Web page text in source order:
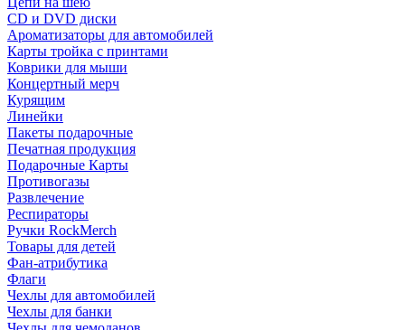
CD и DVD диски
Ароматизаторы для автомобилей
Карты тройка с принтами
Коврики для мыши
Концертный мерч
Курящим
Линейки
Пакеты подарочные
Печатная продукция
Подарочные Карты
Противогазы
Развлечение
Респираторы
Ручки RockMerch
Товары для детей
Фан-атрибутика
Флаги
Чехлы для автомобилей
Чехлы для банки